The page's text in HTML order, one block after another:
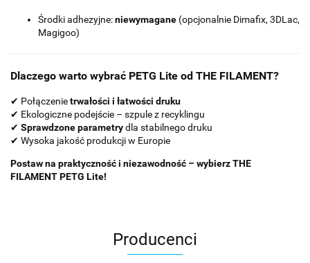
Środki adhezyjne:niewymagane (opcjonalnie Dimafix, 3DLac,
Magigoo)
Dlaczego warto wybrać PETG Lite od THE FILAMENT?
✔ Połączenietrwałości i łatwości druku
✔ Ekologiczne podejście – szpule z recyklingu
✔ Sprawdzone parametrydla stabilnego druku
✔ Wysoka jakość produkcji w Europie
Postaw na praktyczność i niezawodność – wybierz THE
FILAMENT PETG Lite!
Producenci